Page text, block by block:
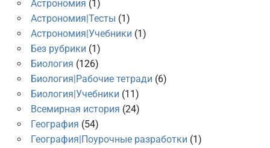
Астрономия (1)
Астрономия|Тесты (1)
Астрономия|Учебники (1)
Без рубрики (1)
Биология (126)
Биология|Рабочие тетради (6)
Биология|Учебники (11)
Всемирная история (24)
География (54)
География|Поурочные разработки (1)